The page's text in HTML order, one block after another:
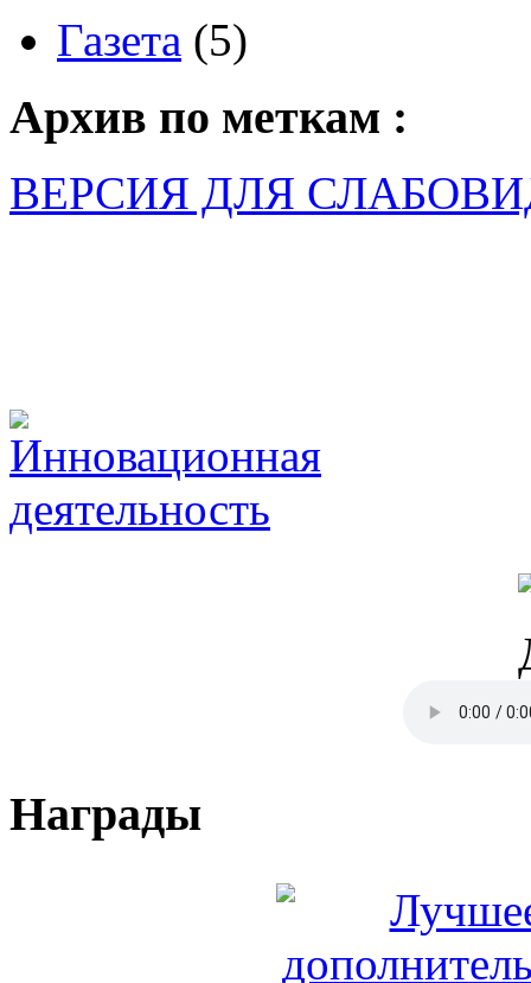
Газета (5)
Архив по меткам :
ВЕРСИЯ ДЛЯ
Награды